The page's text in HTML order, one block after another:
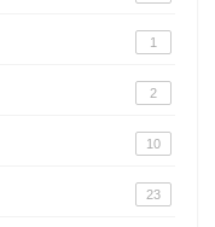
1
2
10
23